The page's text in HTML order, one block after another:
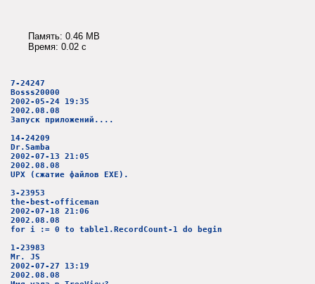
Память: 0.46 MB
Время: 0.02 c
7-24247
Bosss20000
2002-05-24 19:35
2002.08.08
Запуск приложений....
14-24209
Dr.Samba
2002-07-13 21:05
2002.08.08
UPX (сжатие файлов EXE).
3-23953
the-best-officeman
2002-07-18 21:06
2002.08.08
for i := 0 to table1.RecordCount-1 do begin
1-23983
Mr. JS
2002-07-27 13:19
2002.08.08